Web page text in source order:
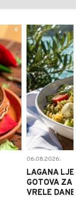
0
06.08.2026.
LAGANA
GOTOVA ZA
VRELE DANE